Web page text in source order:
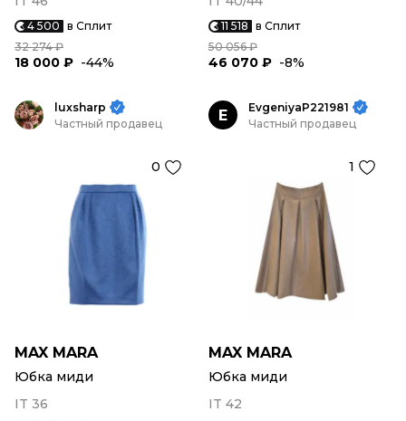
4 500 в Сплит
32 274 ₽
18 000 ₽ -44%
11 518 в Сплит
50 056 ₽
46 070 ₽ -8%
luxsharp
Частный продавец
0
MAX MARA
Юбка миди
IT 36
E
EvgeniyaP221981
Частный продавец
1
MAX MARA
Юбка миди
IT 42